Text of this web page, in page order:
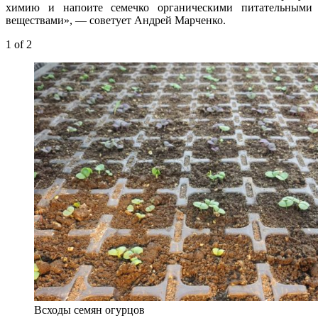
химию и напоите семечко органическими питательными
веществами», — советует Андрей Марченко.
1 of 2
Всходы семян огурцов